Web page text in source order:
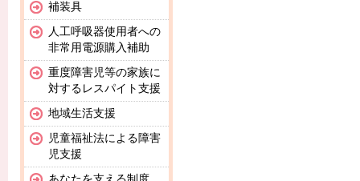
補装具
人工呼吸器使用者への
非常用電源購入補助
重度障害児等の家族に
対するレスパイト支援
地域生活支援
児童福祉法による障害
児支援